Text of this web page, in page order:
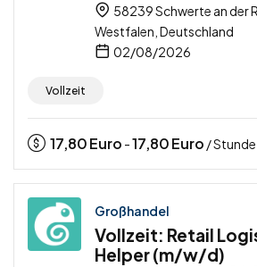
58239 Schwerte an der
Westfalen, Deutschland
02/08/2026
Vollzeit
17,80Euro -17,80Euro / Stunde
Großhandel
Vollzeit: Retail
Helper (m/w/d)